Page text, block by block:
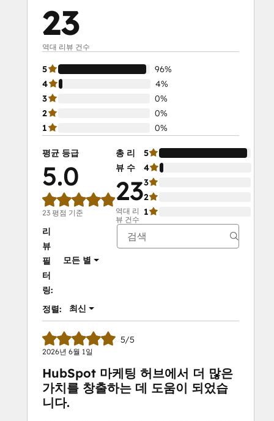
23
역대 리뷰 건수
5
96%
4
4%
3
0%
2
0%
1
0%
평균 등급
5.0
23 평점 기준
총 리
뷰 수
23
역대 리
뷰 건수
5
4
3
2
1
리
뷰
필
터
링:
모든 별
정렬: 최신
5/5
2026년 6월 1일
HubSpot 마케팅 허브에서 더 많은
가치를 창출하는 데 도움이 되었습
니다.